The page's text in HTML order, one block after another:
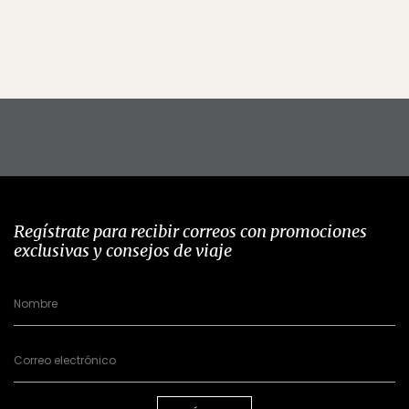
Regístrate para recibir correos con promociones
exclusivas y consejos de viaje